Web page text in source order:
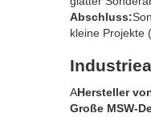
Abschluss:
kleine Projekte
AHersteller
Große MSW-